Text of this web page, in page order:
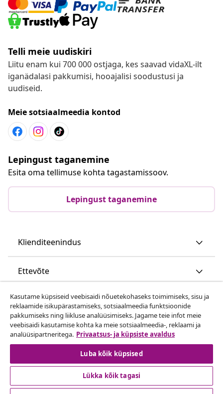
Telli meie uudiskiri
Liitu enam kui 700 000 ostjaga, kes saavad vidaXL-ilt
iganädalasi pakkumisi, hooajalisi soodustusi ja
uudiseid.
Meie sotsiaalmeedia kontod
Lepingust taganemine
Esita oma tellimuse kohta tagastamissoov.
Lepingust taganemine
Klienditeenindus
Ettevõte
vidaXL
Vaata rohkem
Kasutame küpsiseid veebisaidi nõuetekohaseks toimimiseks, sisu ja
reklaamide isikupärastamiseks, sotsiaalmeedia funktsioonide
pakkumiseks ning liikluse analüüsimiseks. Jagame teie infot meie
veebisaidi kasutamise kohta ka meie sotsiaalmeedia-, reklaami ja
analüüsipartneritega. Privaatsus- ja küpsiste avaldus
Luba kõik küpsised
Lükka kõik tagasi